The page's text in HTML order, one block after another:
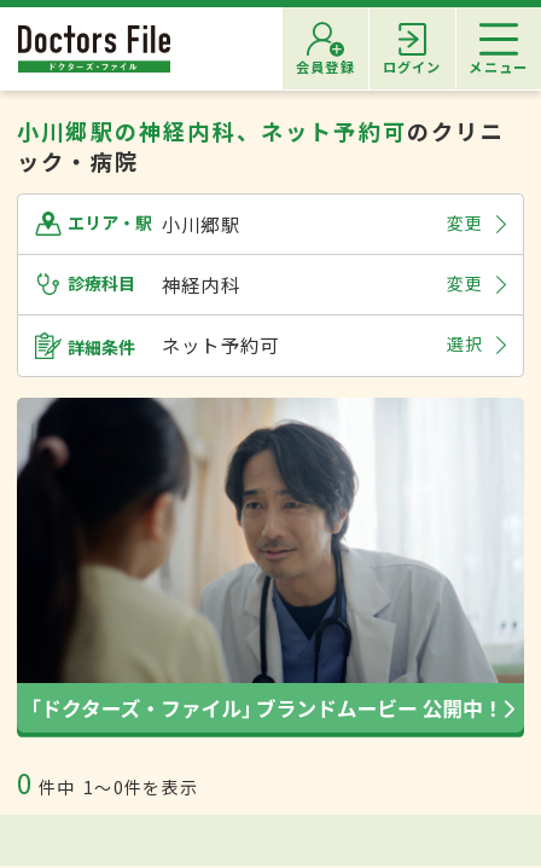
会員登録 ログイン メニュー
小川郷駅の神経内科、ネット予約可のクリニ
ック・病院
エリア・駅 小川郷駅 変更
診療科目 神経内科 変更
詳細条件 ネット予約可 選択
0 件中 1〜0件を表示